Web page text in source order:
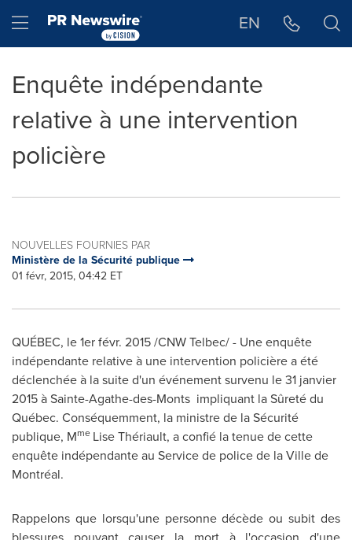
Hamburger menu EN
Enquête indépendante
relative à une intervention
policière
NOUVELLES FOURNIES PAR
Ministère de la Sécurité publique
01 févr, 2015, 04:42 ET
QUÉBEC, le 1er févr. 2015 /CNW Telbec/ - Une enquête
indépendante relative à une intervention policière a été
déclenchée à la suite d'un événement survenu le 31 janvier
2015 à Sainte-Agathe-des-Monts impliquant la Sûreté du
Québec. Conséquemment, la ministre de la Sécurité
publique, Mme Lise Thériault, a confié la tenue de cette
enquête indépendante au Service de police de la Ville de
Montréal.
Rappelons que lorsqu'une personne décède ou subit des